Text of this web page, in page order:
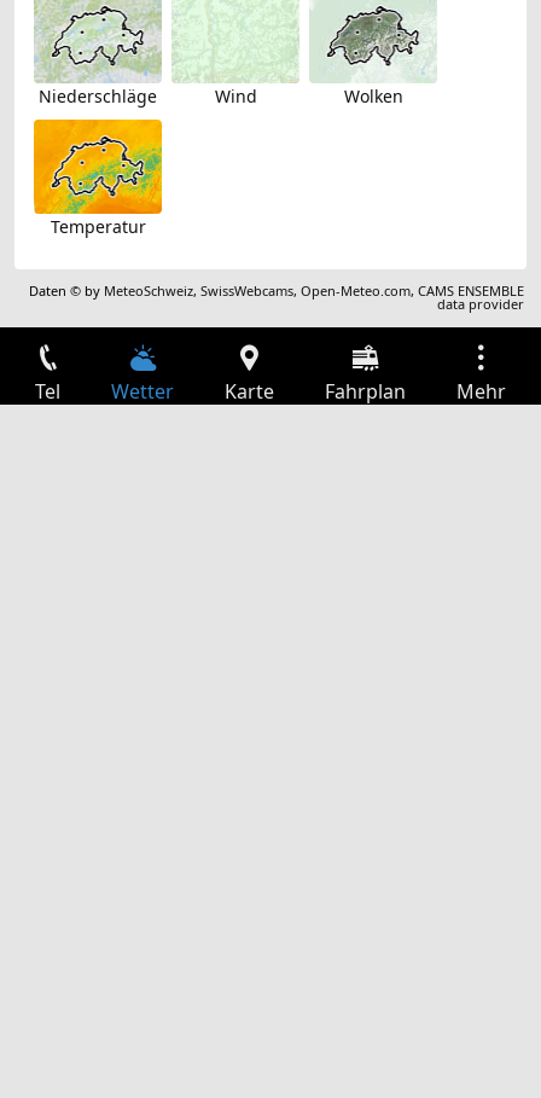
Niederschläge Wind Wolken
Temperatur
Daten © by MeteoSchweiz,SwissWebcams,Open-Meteo.com,CAMS ENSEMBLE
data provider
Tel Wetter Karte Fahrplan Mehr